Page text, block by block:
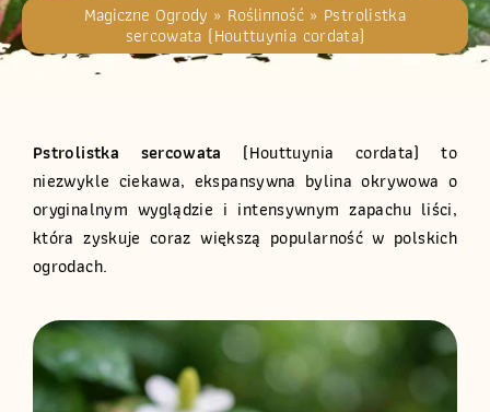
Magiczne Ogrody » Roślinność » Pstrolistka
sercowata (Houttuynia cordata)
Pstrolistka sercowata (Houttuynia cordata) to
niezwykle ciekawa, ekspansywna bylina okrywowa o
oryginalnym wyglądzie i intensywnym zapachu liści,
która zyskuje coraz większą popularność w polskich
ogrodach.